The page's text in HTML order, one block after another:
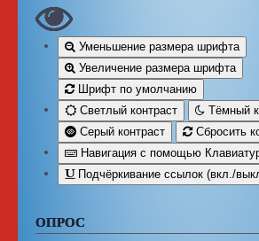
Уменьшение размера шрифта
Увеличение размера шрифта
Шрифт по умолчанию
Светлый контраст
Тёмный
Серый контраст
Сбросить
Навигация с помощью
Подчёркивание ссылок (вкл./
ОПРОС